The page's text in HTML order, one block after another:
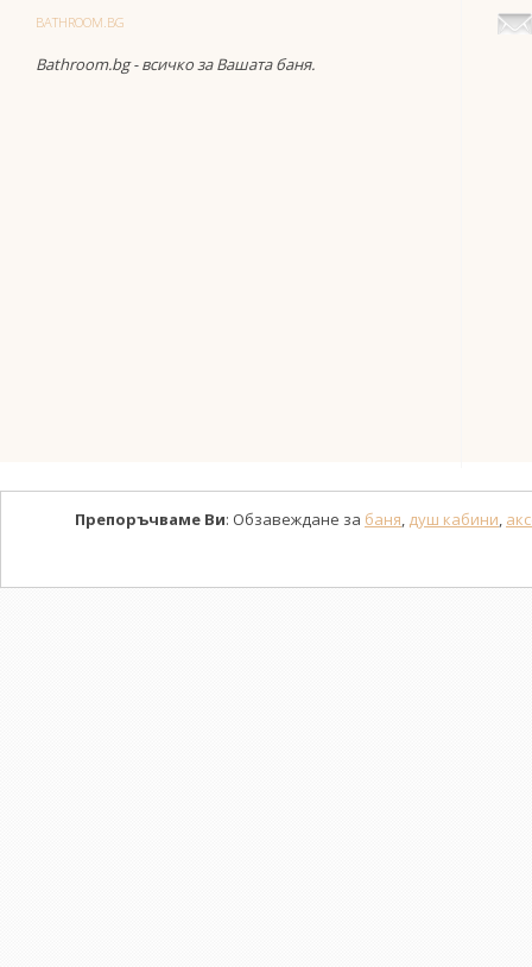
BATHROOM.BG
Bathroom.bg - всичко за Вашата баня.
Препоръчваме Ви: Обзавеждане за баня, душ кабини,